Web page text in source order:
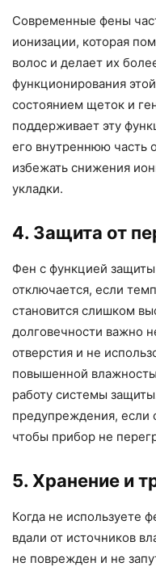
Современные фены
ионизации, которая
волос и делает их
функционирования
состоянием щеток и
поддерживает эту
его внутреннюю часть
избежать снижения
укладки.
4. Защита от
Фен с функцией защиты
отключается, если
становится слишком
долговечности важно
отверстия и не
повышенной
работу системы
предупреждения, если
чтобы прибор не
5. Хранение и
Когда не используете
вдали от источников
не поврежден и не